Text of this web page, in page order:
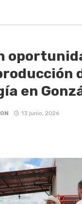
en
13 junio, 2026